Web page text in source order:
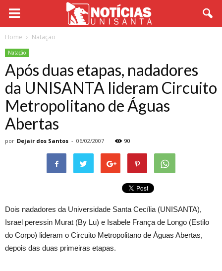
Home Natação
Natação
Após duas etapas, nadadores
da UNISANTA lideram Circuito
Metropolitano de Águas
Abertas
por Dejair dos Santos - 06/02/2007 90
Dois nadadores da Universidade Santa Cecília (UNISANTA),
Israel peressin Murat (By Lu) e Isabele França de Longo (Estilo
do Corpo) lideram o Circuito Metropolitano de Águas Abertas,
depois das duas primeiras etapas.